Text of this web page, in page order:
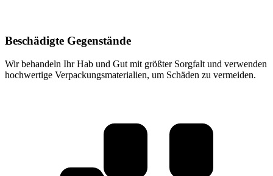
Beschädigte Gegenstände
Wir behandeln Ihr Hab und Gut mit größter Sorgfalt und verwenden
hochwertige Verpackungsmaterialien, um Schäden zu vermeiden.